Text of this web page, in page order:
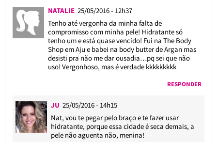
NATALIE 25/05/2016 - 12h37
Tenho até vergonha da minha falta de
compromisso com minha pele! Hidratante só
tenho um e está quase vencido! Fui na The Body
Shop em Aju e babei na body butter de Argan mas
desisti pra não me dar ousadia…pq sei que não
uso! Vergonhoso, mas é verdade kkkkkkkkk
RESPONDER
JU 25/05/2016 - 14h15
Nat, vou te pegar pelo braço e te fazer usar
hidratante, porque essa cidade é seca demais, a
pele não aguenta não, menina!